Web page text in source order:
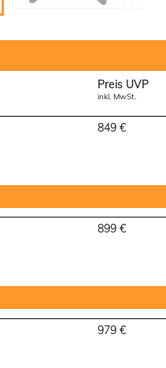
Preis UVP
inkl. MwSt.
849 €
899 €
979 €